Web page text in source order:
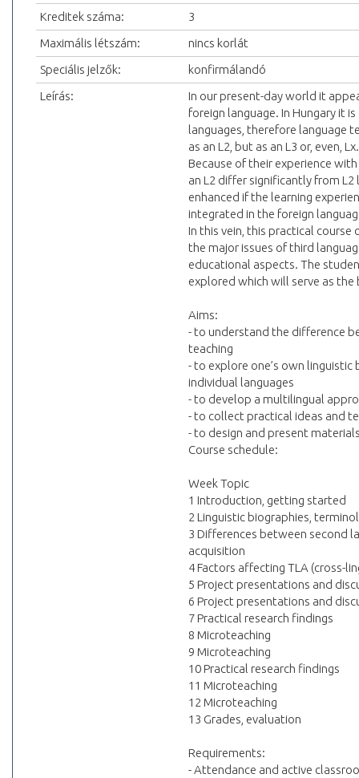
Kreditek száma:
3
Maximális létszám:
nincs korlát
Speciális jelzők:
konfirmálandó
Leírás:
In our present-day world it
foreign language. In Hungary it
languages, therefore language
as an L2, but as an L3 or, even, Lx.
Because of their experience
an L2 differ significantly from
enhanced if the learning
integrated in the foreign
In this vein, this practical
the major issues of third
educational aspects. The
explored which will serve as
Aims:
- to understand the difference
teaching
- to explore one’s own
individual languages
- to develop a multilingual
- to collect practical ideas and
- to design and present
Course schedule:
Week Topic
1 Introduction, getting started
2 Linguistic biographies,
3 Differences between second
acquisition
4 Factors affecting TLA (cross-
5 Project presentations and
6 Project presentations and
7 Practical research findings
8 Microteaching
9 Microteaching
10 Practical research findings
11 Microteaching
12 Microteaching
13 Grades, evaluation
Requirements:
- Attendance and active